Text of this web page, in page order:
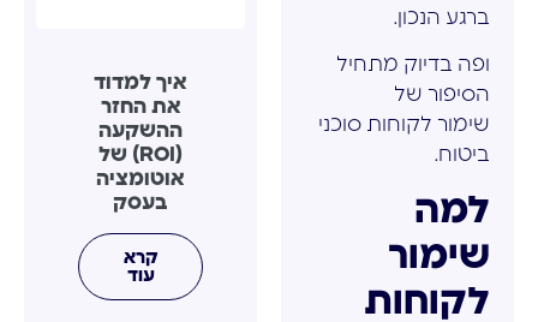
ברגע הנכון.
ופה בדיוק מתחיל
הסיפור של
שימור לקוחות סוכני
ביטוח.
למה
שימור
לקוחות
איך למדוד
את החזר
ההשקעה
(ROI) של
אוטומציה
בעסק
קרא
עוד